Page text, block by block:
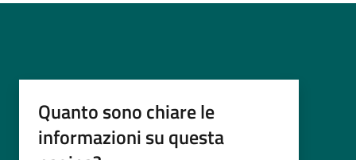
Quanto sono chiare le
informazioni su questa